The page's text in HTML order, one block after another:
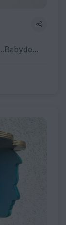
Für Kinder ...Shirts, Oberteil, Jacken....Babydecken...